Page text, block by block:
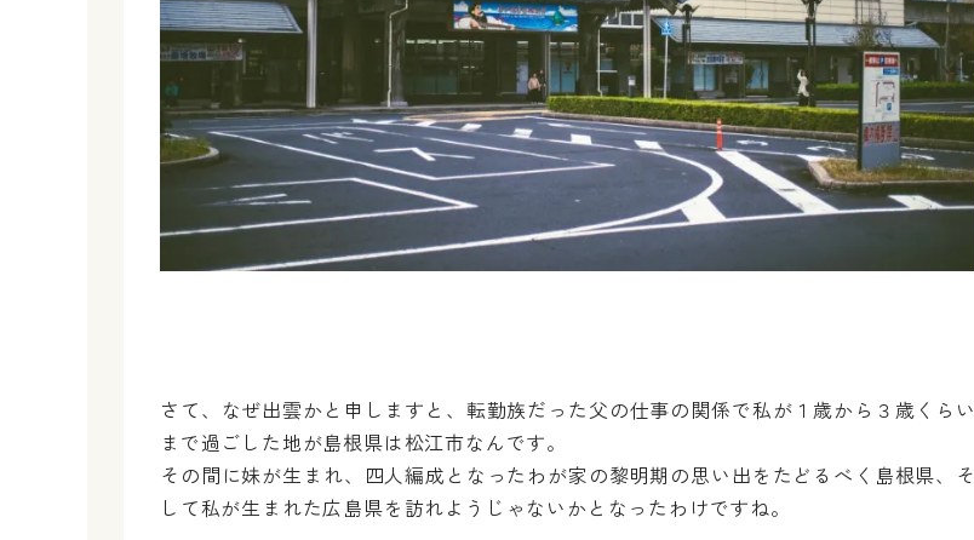
さて、なぜ出雲かと申しますと、転勤族だった父の仕事の関係で私が１歳から３歳くらい
まで過ごした地が島根県は松江市なんです。
その間に妹が生まれ、四人編成となったわが家の黎明期の思い出をたどるべく島根県、そ
して私が生まれた広島県を訪れようじゃないかとなったわけですね。